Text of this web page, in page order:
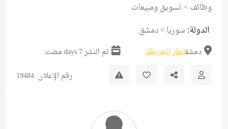
وظائف> تسويق ومبيعات
الدولة: سوريا>دمشق
دمشقانظر الخريطة
تم النشر 7 days مضت
رقم الإعلان: 19484